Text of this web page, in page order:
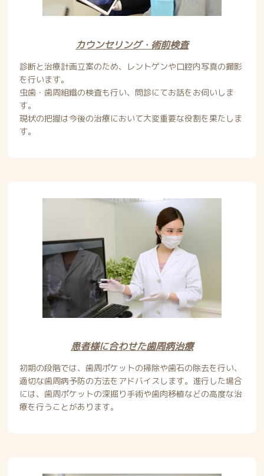
カウンセリング・術前検査
診断と治療計画立案のため、レントゲンや口腔内写真の撮影
を行います。
虫歯・歯周組織の検査も行い、問診にてお話をお伺いしま
す。
現状の把握は今後の治療において大変重要な役割を果たしま
す。
患者様に合わせた歯周病治療
初期の段階では、歯周ポケットの掃除や歯石の除去を行い、
適切な歯周病予防の方法をアドバイスします。進行した場合
には、歯周ポケットの深掘り手術や歯肉移植などの高度な治
療を行うことがあります。